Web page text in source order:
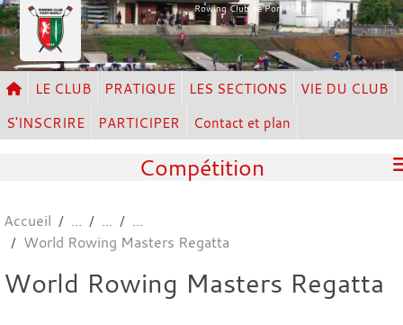
Rowing Club de Port Marly
LE CLUB PRATIQUE LES SECTIONS
VIE DU CLUB
S'INSCRIRE
PARTICIPER Contact et plan
Compétition
Accueil
World Rowing Masters Regatta
World Rowing Masters Regatta
Panneau de gestion des cookies